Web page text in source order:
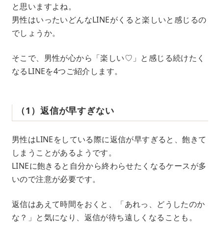
と思いますよね。
男性はいったいどんなLINEがくると楽しいと感じるの
でしょうか。
そこで、男性が心から「楽しい♡」と感じる続けたく
なるLINEを4つご紹介します。
（1）返信が早すぎない
男性はLINEをしている際に返信が早すぎると、飽きて
しまうことがあるようです。
LINEに飽きると自分から終わらせたくなるケースが多
いので注意が必要です。
返信はあえて時間をおくと、「あれっ、どうしたのか
な？」と気になり、返信が待ち遠しくなることも。